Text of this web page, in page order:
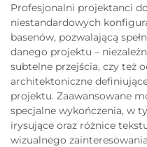
Profesjonalni projektanci
niestandardowych
basenów, pozwalającą
danego projektu –
subtelne przejścia, czy też
architektoniczne
projektu. Zaawansowane
specjalne wykończenia, w
irysujące oraz różnice
wizualnego